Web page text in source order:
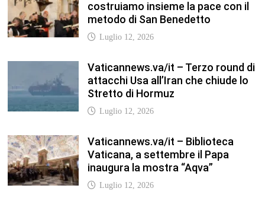
costruiamo insieme la pace con il
metodo di San Benedetto
Luglio 12, 2026
Vaticannews.va/it – Terzo round di
attacchi Usa all’Iran che chiude lo
Stretto di Hormuz
Luglio 12, 2026
Vaticannews.va/it – Biblioteca
Vaticana, a settembre il Papa
inaugura la mostra “Aqva”
Luglio 12, 2026